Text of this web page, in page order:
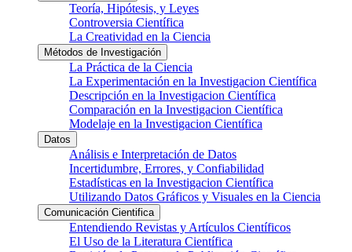
Teoría, Hipótesis, y Leyes
Controversia Científica
La Creatividad en la Ciencia
Métodos de Investigación
La Práctica de la Ciencia
La Experimentación en la Investigacion Científica
Descripción en la Investigacion Científica
Comparación en la Investigacion Científica
Modelaje en la Investigacion Científica
Datos
Análisis e Interpretación de Datos
Incertidumbre, Errores, y Confiabilidad
Estadísticas en la Investigacion Científica
Utilizando Datos Gráficos y Visuales en la Ciencia
Comunicación Cientifica
Entendiendo Revistas y Artículos Científicos
El Uso de la Literatura Científica